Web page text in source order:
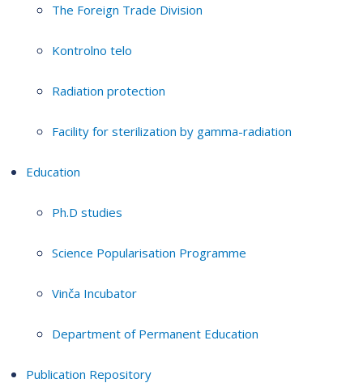
The Foreign Trade Division
Kontrolno telo
Radiation protection
Facility for sterilization by gamma-radiation
Education
Ph.D studies
Science Popularisation Programme
Vinča Incubator
Department of Permanent Education
Publication Repository